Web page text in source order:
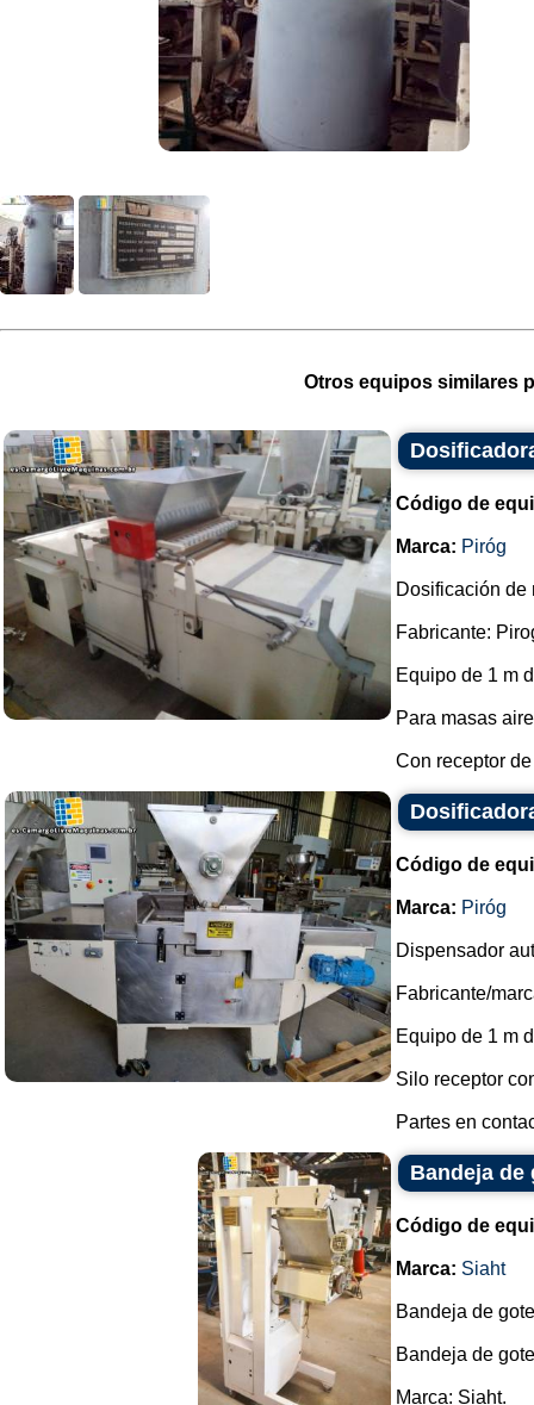
Otros equipos similares
Código de
Marca: Piróg
Dosificación de
Fabricante:
Equipo de 1 m
Para masas
Con receptor
Código de
Marca: Piróg
Dispensador
Fabricante/
Equipo de 1 m
Silo receptor
Partes en
Bandeja
Código de
Marca: Siaht
Bandeja de
Bandeja de
Marca: Siaht.